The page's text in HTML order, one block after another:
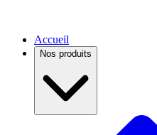
Accueil
Nos produits